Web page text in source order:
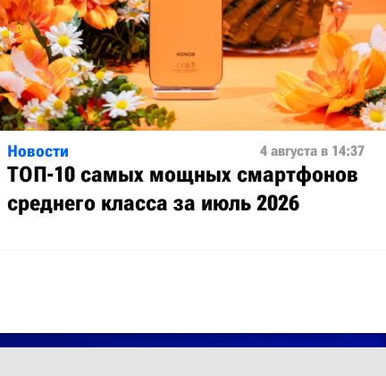
Новости 4 августа в 14:37
ТОП-10 самых мощных смартфонов
среднего класса за июль 2026